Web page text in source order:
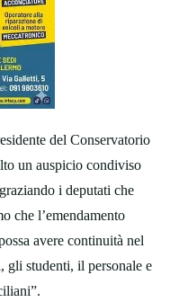
del Conservatorio
un auspicio condiviso
i deputati che
che l’emendamento
avere continuità nel
gli studenti, il personale e